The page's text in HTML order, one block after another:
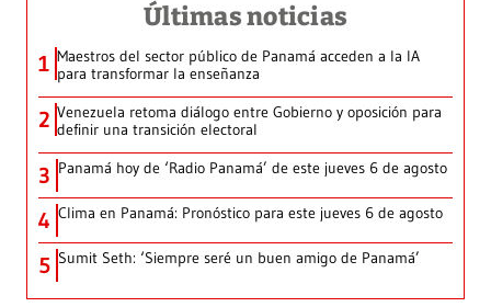
Últimas noticias
1 Maestros del sector público de Panamá acceden a la IA
para transformar la enseñanza
2 Venezuela retoma diálogo entre Gobierno y oposición para
definir una transición electoral
3 Panamá hoy de ‘Radio Panamá’ de este jueves 6 de agosto
4 Clima en Panamá: Pronóstico para este jueves 6 de agosto
5 Sumit Seth: ‘Siempre seré un buen amigo de Panamá’